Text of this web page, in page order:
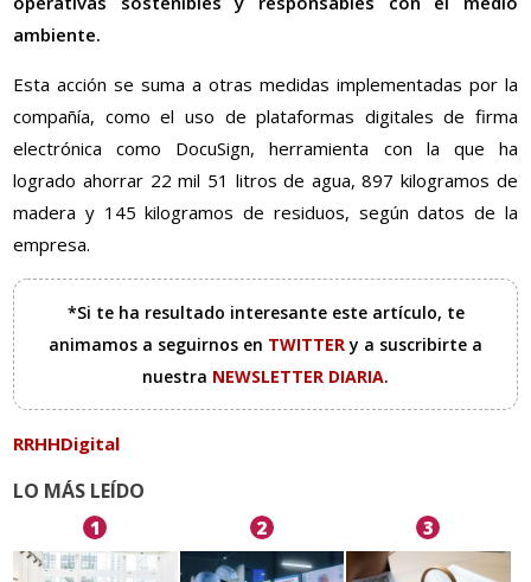
ambiente.
Esta acción se suma a otras medidas implementadas por la
compañía, como el uso de plataformas digitales de firma
electrónica como DocuSign, herramienta con la que ha
logrado ahorrar 22 mil 51 litros de agua, 897 kilogramos de
madera y 145 kilogramos de residuos, según datos de la
empresa.
*Si te ha resultado interesante este artículo, te
animamos a seguirnos en TWITTERy a suscribirte a
nuestra NEWSLETTER DIARIA.
RRHHDigital
LO MÁS LEÍDO
1 2 3